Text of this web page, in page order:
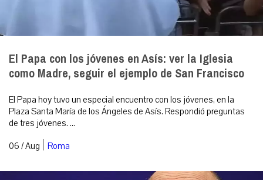
El Papa con los jóvenes en Asís: ver la Iglesia
como Madre, seguir el ejemplo de San Francisco
El Papa hoy tuvo un especial encuentro con los jóvenes, en la
Plaza Santa María de los Ángeles de Asís. Respondió preguntas
de tres jóvenes. ...
06 / Aug | Roma